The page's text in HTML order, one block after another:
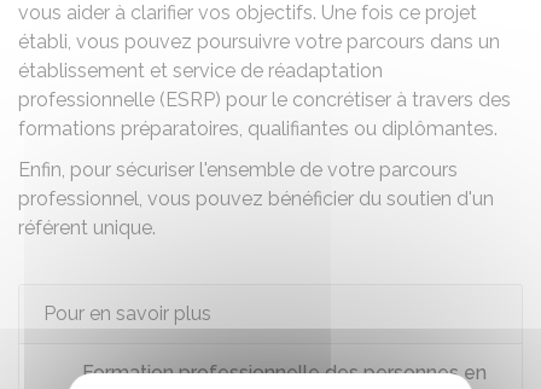
vous aider à clarifier vos objectifs. Une fois ce projet
établi, vous pouvez poursuivre votre parcours dans un
établissement et service de réadaptation
professionnelle (ESRP) pour le concrétiser à travers des
formations préparatoires, qualifiantes ou diplômantes.
Enfin, pour sécuriser l'ensemble de votre parcours
professionnel, vous pouvez bénéficier du soutien d'un
référent unique.
Pour en savoir plus
Formation professionnelle des personnes en